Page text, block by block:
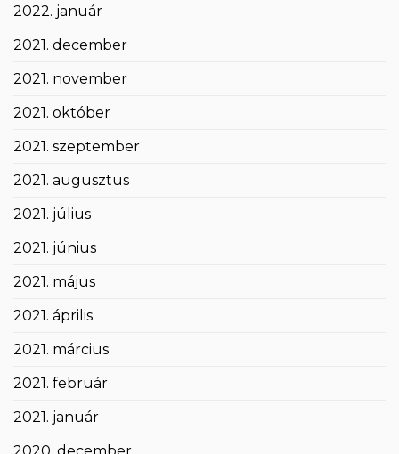
2022. január
2021. december
2021. november
2021. október
2021. szeptember
2021. augusztus
2021. július
2021. június
2021. május
2021. április
2021. március
2021. február
2021. január